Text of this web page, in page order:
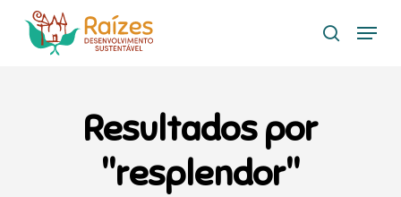
search
Menu
Resultados por
"resplendor"